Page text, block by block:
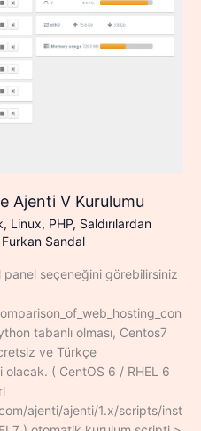
Ajenti V Kurulumu
, Linux, PHP, Saldırılardan
Furkan Sandal
seçeneğini görebilirsiniz
tabanlı olması, Centos7
ve Türkçe
olacak. ( CentOS 6 / RHEL 6
ajenti/ajenti/1.x/scripts/inst